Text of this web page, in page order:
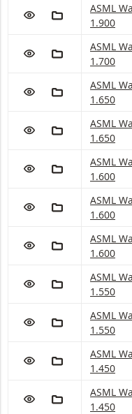
VOEG TOE AAN
AAN PORTFOLIO
ASML
ASML
1.900
VOEG TOE AAN
AAN PORTFOLIO
ASML
ASML
1.700
VOEG TOE AAN
AAN PORTFOLIO
ASML
ASML
1.650
VOEG TOE AAN
AAN PORTFOLIO
ASML
ASML
1.650
VOEG TOE AAN
AAN PORTFOLIO
ASML
ASML
1.600
VOEG TOE AAN
AAN PORTFOLIO
ASML
ASML
1.600
VOEG TOE AAN
AAN PORTFOLIO
ASML
ASML
1.600
VOEG TOE AAN
AAN PORTFOLIO
ASML
ASML
1.550
VOEG TOE AAN
AAN PORTFOLIO
ASML
ASML
1.550
VOEG TOE AAN
AAN PORTFOLIO
ASML
ASML
1.450
VOEG TOE AAN
AAN PORTFOLIO
ASML
ASML
1.450